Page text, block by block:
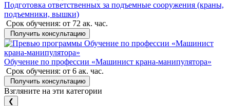
Подготовка ответственных за подъемные сооружения (краны,
подъемники, вышки)
Срок обучения: от 72 ак. час.
Получить консультацию
Обучение по профессии «Машинист крана-манипулятора»
Срок обучения: от 6 ак. час.
Получить консультацию
Взгляните на эти категории
❮